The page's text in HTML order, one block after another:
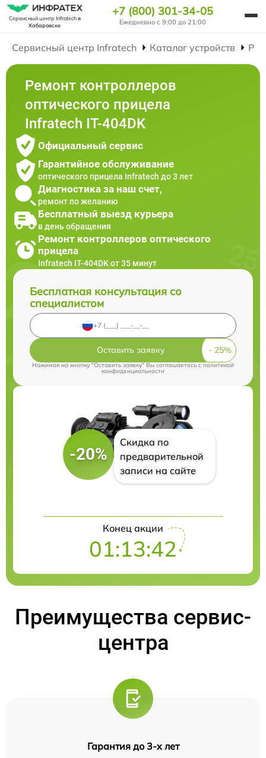
Сервисный центр Infratechв
Хабаровске
+7 (800) 301-34-05
Ежедневно с 9:00 до 21:00
Сервисный центр Infratech Каталог устройств
Ремонт контроллеров
оптического прицела
Infratech IT-404DK
Официальный сервис
Гарантийное обслуживание
оптического прицела Infratech до 3 лет
Диагностика за наш счет,
ремонт по желанию
Бесплатный выезд курьера
в день обращения
Ремонт контроллеров оптического
прицела
Infratech IT-404DK от 35 минут
Бесплатная консультация со
специалистом
Оставить заявку
Нажимая на кнопку "Оставить заявку" Вы соглашаетесь cполитикой
конфиденциальности
-20%
Скидка по
предварительной
записи на сайте
Конец акции
01:13:41
Преимущества сервис-
центра
Гарантия до 3-х лет